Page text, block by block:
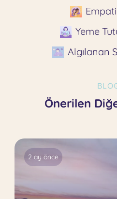
Yeme
Algılanan
Önerilen
2 ay önce